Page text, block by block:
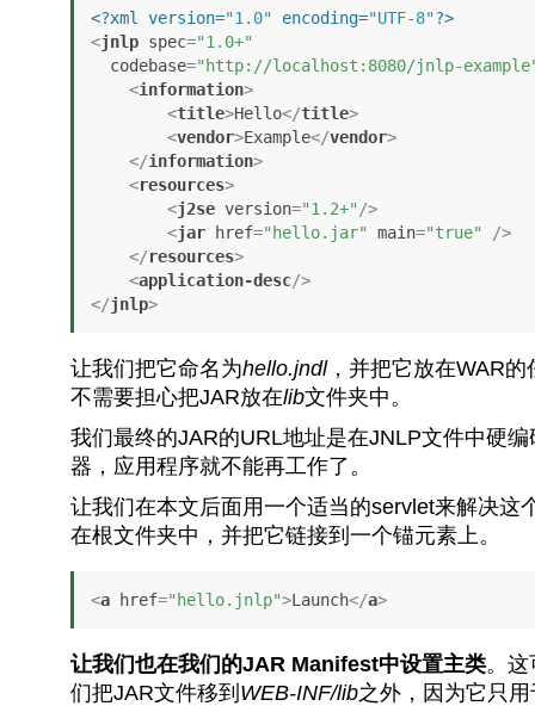
<?xml version="1.0" encoding="UTF-8"?>
<jnlp spec="1.0+"
codebase="http://localhost:8080/jnlp-
<information>
<title>Hello</title>
<vendor>Example</vendor>
</information>
<resources>
<j2se version="1.2+" />
<jar href="hello.jar" main="true"
/>
</resources>
<application-desc/>
</jnlp>
让我们把它命名为hello.jndl，并把它放在WAR
不需要担心把JAR放在lib文件夹中。
我们最终的JAR的URL地址是在JNLP文件中硬
器，应用程序就不能再工作了。
让我们在本文后面用一个适当的servlet来解决
在根文件夹中，并把它链接到一个锚元素上。
<a href="hello.jnlp">Launch</a>
让我们也在我们的JAR Manifest中设置主类。这
们把JAR文件移到 WEB-INF/lib之外，因为它只